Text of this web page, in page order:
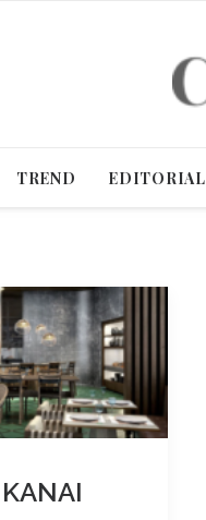
TREND EDITORIAL